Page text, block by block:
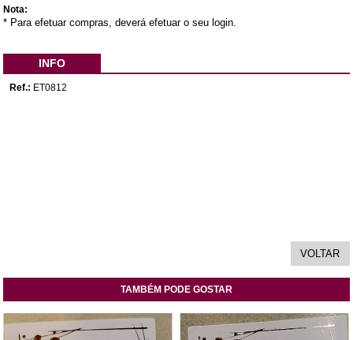
Nota:
* Para efetuar compras, deverá efetuar o seu login.
INFO
Ref.: ET0812
TAMBÉM PODE GOSTAR